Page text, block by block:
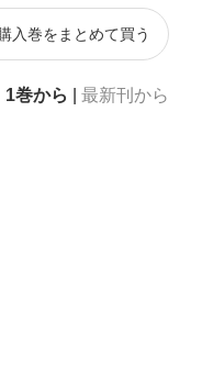
入巻をまとめて買う
1巻から 最新刊から